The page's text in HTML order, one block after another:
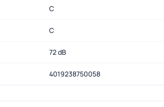
C
C
72 dB
4019238750058